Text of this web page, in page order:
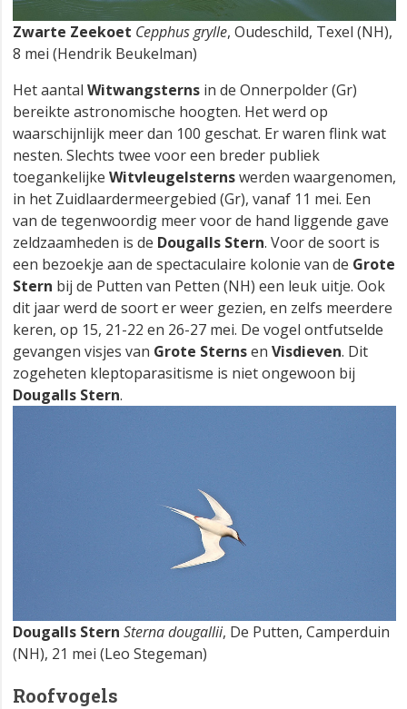
Zwarte Zeekoet Cepphus grylle, Oudeschild, Texel (NH),
8 mei (Hendrik Beukelman)
Het aantal Witwangsterns in de Onnerpolder (Gr)
bereikte astronomische hoogten. Het werd op
waarschijnlijk meer dan 100 geschat. Er waren flink wat
nesten. Slechts twee voor een breder publiek
toegankelijke Witvleugelsternswerden waargenomen,
in het Zuidlaardermeergebied (Gr), vanaf 11 mei. Een
van de tegenwoordig meer voor de hand liggende gave
zeldzaamheden is de Dougalls Stern. Voor de soort is
een bezoekje aan de spectaculaire kolonie van de Grote
Stern bij de Putten van Petten (NH) een leuk uitje. Ook
dit jaar werd de soort er weer gezien, en zelfs meerdere
keren, op 15, 21-22 en 26-27 mei. De vogel ontfutselde
gevangen visjes van Grote Sternsen Visdieven. Dit
zogeheten kleptoparasitisme is niet ongewoon bij
Dougalls Stern.
Dougalls Stern Sterna dougallii, De Putten, Camperduin
(NH), 21 mei (Leo Stegeman)
Roofvogels